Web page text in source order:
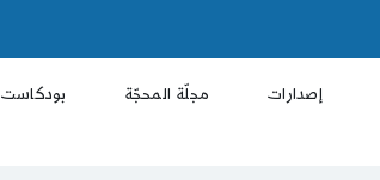
إصدارات مجلّة المحجّة بودكاست